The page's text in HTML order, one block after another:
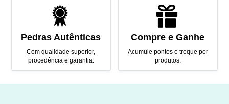
Pedras Autênticas
Com qualidade superior,
procedência e garantia.
Compre e Ganhe
Acumule pontos e troque por
produtos.